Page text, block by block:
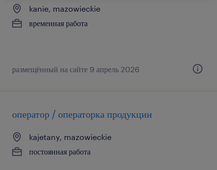
kanie, mazowieckie
временная работа
размещённый на сайте 9 апрель 2026
оператор / операторка продукции
kajetany, mazowieckie
постоянная работа